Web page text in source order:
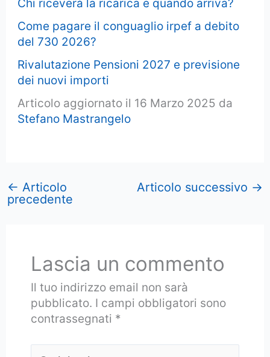
Chi riceverà la ricarica e quando arriva?
Come pagare il conguaglio irpef a debito
del 730 2026?
Rivalutazione Pensioni 2027 e previsione
dei nuovi importi
Articolo aggiornato il 16 Marzo 2025 da
Stefano Mastrangelo
← Articolo
precedente
Articolo successivo →
Lascia un commento
Il tuo indirizzo email non sarà
pubblicato. I campi obbligatori sono
contrassegnati *